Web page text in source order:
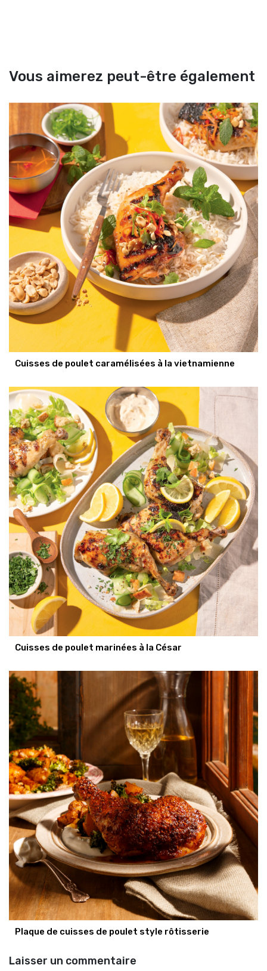
Vous aimerez peut-être également
Cuisses de poulet caramélisées à la vietnamienne
Cuisses de poulet marinées à la César
Plaque de cuisses de poulet style rôtisserie
Laisser un commentaire